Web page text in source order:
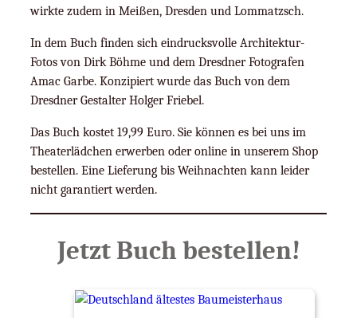
wirkte zudem in Meißen, Dresden und Lommatzsch.
In dem Buch finden sich eindrucksvolle Architektur-
Fotos von Dirk Böhme und dem Dresdner Fotografen
Amac Garbe. Konzipiert wurde das Buch von dem
Dresdner Gestalter Holger Friebel.
Das Buch kostet 19,99 Euro. Sie können es bei uns im
Theaterlädchen erwerben oder online in unserem Shop
bestellen. Eine Lieferung bis Weihnachten kann leider
nicht garantiert werden.
Jetzt Buch bestellen!